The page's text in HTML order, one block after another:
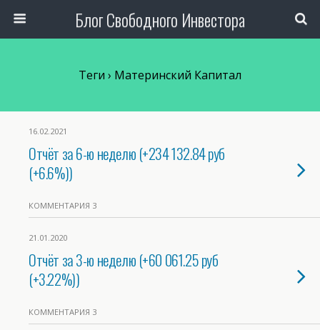
Блог Свободного Инвестора
Теги › Материнский Капитал
16.02.2021
Отчёт за 6-ю неделю (+234 132.84 руб
(+6.6%))
КОММЕНТАРИЯ 3
21.01.2020
Отчёт за 3-ю неделю (+60 061.25 руб
(+3.22%))
КОММЕНТАРИЯ 3